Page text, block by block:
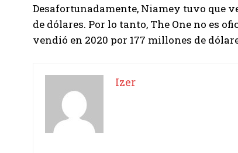
Desafortunadamente, Niamey tuvo que
de dólares. Por lo tanto, The One no es
vendió en 2020 por 177 millones de
Izer